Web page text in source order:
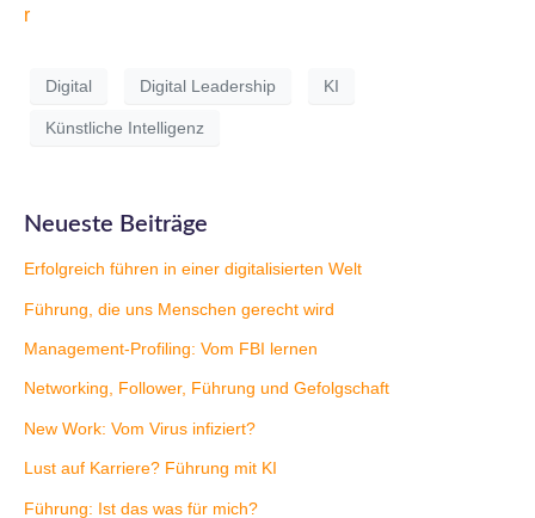
r
Digital Digital Leadership KI
Künstliche Intelligenz
Neueste Beiträge
Erfolgreich führen in einer digitalisierten Welt
Führung, die uns Menschen gerecht wird
Management-Profiling: Vom FBI lernen
Networking, Follower, Führung und Gefolgschaft
New Work: Vom Virus infiziert?
Lust auf Karriere? Führung mit KI
Führung: Ist das was für mich?